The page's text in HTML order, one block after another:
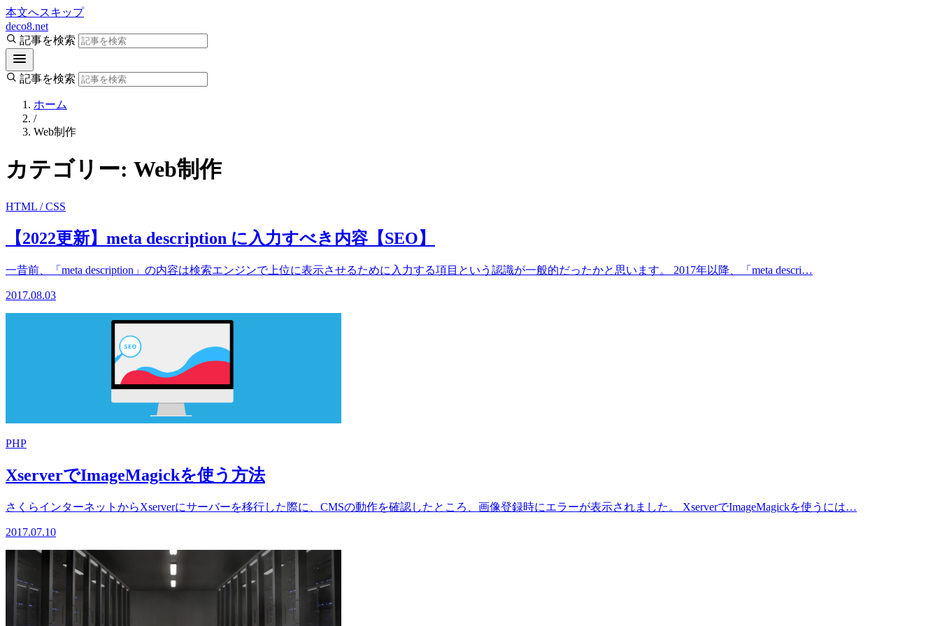
本文へスキップ
deco8.net
記事を検索
記事を検索
ホーム
/
Web制作
カテゴリー: Web制作
HTML / CSS
【2022更新】meta description に入力すべき内容【SEO】
一昔前、「meta description」の内容は検索エンジンで上位に表示させるために入力する項目という認識が一般的だったかと思います。 2017年以降、「meta descri…
2017.08.03
PHP
XserverでImageMagickを使う方法
さくらインターネットからXserverにサーバーを移行した際に、CMSの動作を確認したところ、画像登録時にエラーが表示されました。 XserverでImageMagickを使うには…
2017.07.10